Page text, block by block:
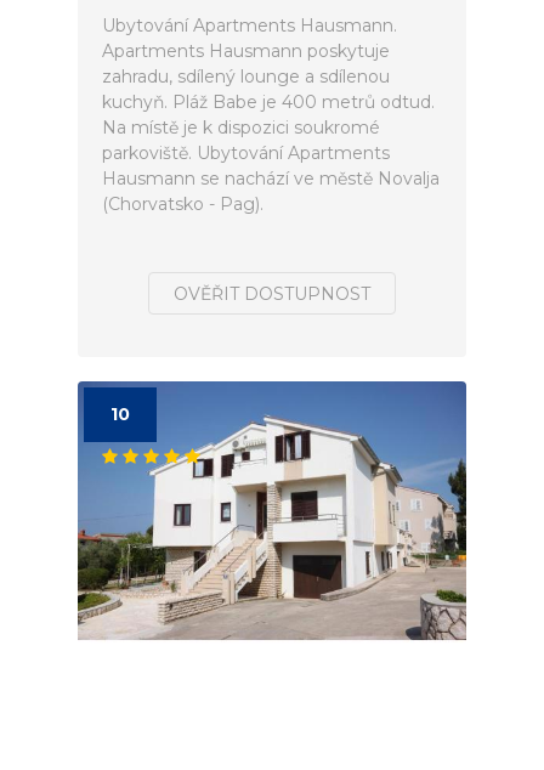
Ubytování Apartments Hausmann.
Apartments Hausmann poskytuje
zahradu, sdílený lounge a sdílenou
kuchyň. Pláž Babe je 400 metrů odtud.
Na místě je k dispozici soukromé
parkoviště. Ubytování Apartments
Hausmann se nachází ve městě Novalja
(Chorvatsko - Pag).
OVĚŘIT DOSTUPNOST
10